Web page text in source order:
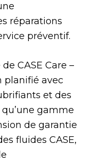
réparations
préventif.
CASE Care –
planifié avec
et des
gamme
de garantie
fluides CASE,